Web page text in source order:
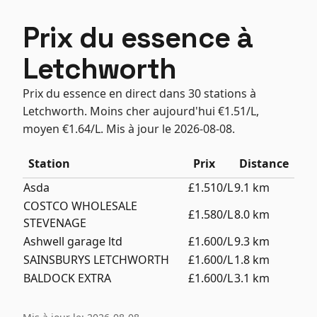
Prix du essence à
Letchworth
Prix du essence en direct dans 30 stations à
Letchworth. Moins cher aujourd'hui €1.51/L,
moyen €1.64/L. Mis à jour le 2026-08-08.
Station Prix
Distance
Asda
£1.510/L9.1 km
COSTCO WHOLESALE
STEVENAGE
£1.580/L8.0 km
Ashwell garage ltd
£1.600/L9.3 km
SAINSBURYS LETCHWORTH
£1.600/L1.8 km
BALDOCK EXTRA
£1.600/L3.1 km